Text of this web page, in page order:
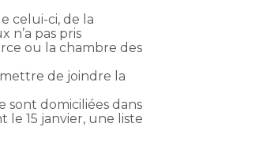
celui-ci, de la
n’a pas pris
ou la chambre des
de joindre la
sont domiciliées dans
le 15 janvier, une liste